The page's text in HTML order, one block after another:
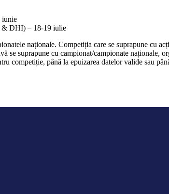
iunie
DHI) – 18-19 iulie
naționale. Competiția care se suprapune cu
se suprapune cu campionat/campionate naționale,
competiție, până la epuizarea datelor valide sau